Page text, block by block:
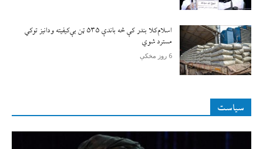
اسلام‌کلا بندر کې څه باندې ۵۳۵ ټن بې‌کیفیته ودانیز توکي
مسترد شوي
6 روز مخکې
سیاست